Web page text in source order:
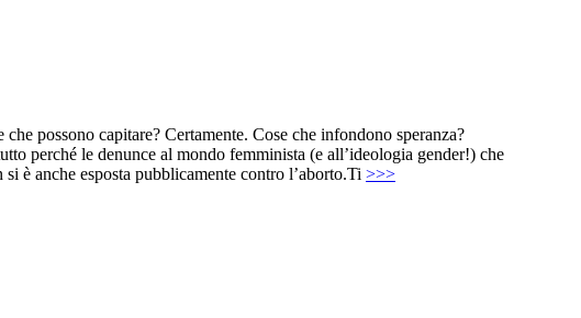
possono capitare? Certamente. Cose che infondono speranza?
perché le denunce al mondo femminista (e all’ideologia gender!) che
è anche esposta pubblicamente contro l’aborto.Ti >>>